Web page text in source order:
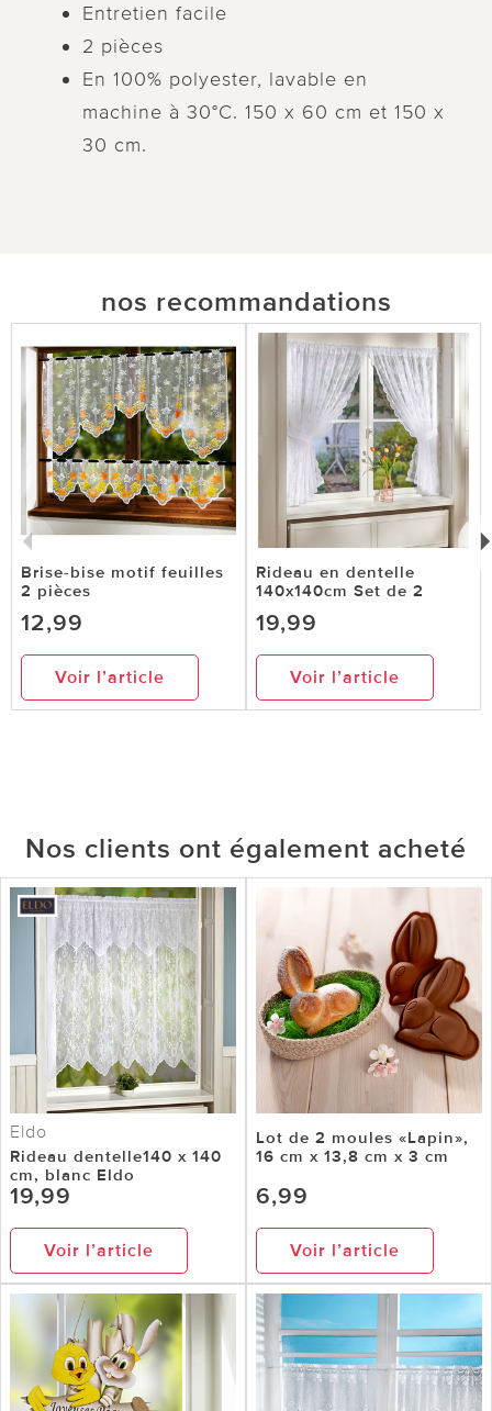
Entretien facile
2 pièces
En 100% polyester, lavable en
machine à 30°C. 150 x 60 cm et 150 x
30 cm.
nos recommandations
Brise-bise motif feuilles
2 pièces
12,99
Voir l’article
Rideau en dentelle
140x140cm Set de 2
19,99
Voir l’article
Nos clients ont également acheté
Eldo
Rideau dentelle140 x 140
cm, blanc Eldo
19,99
Voir l’article
Lot de 2 moules «Lapin»,
16 cm x 13,8 cm x 3 cm
6,99
Voir l’article